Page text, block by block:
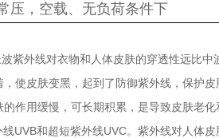
压，空载、无负荷条件下
紫外线对衣物和人体皮肤的穿透性远比
使皮肤变黑，起到了防御紫外线，保护
作用缓慢，可长期积累，是导致皮肤老化
UVB和超短紫外线UVC。紫外线对人体